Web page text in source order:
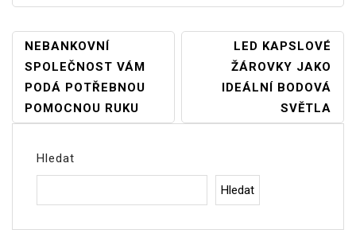
Navigace
Pro
Příspěvek
NEBANKOVNÍ
SPOLEČNOST VÁM
PODÁ POTŘEBNOU
POMOCNOU RUKU
LED KAPSLOVÉ
ŽÁROVKY JAKO
IDEÁLNÍ BODOVÁ
SVĚTLA
Hledat
Hledat